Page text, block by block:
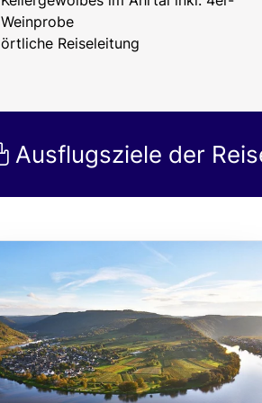
Weinprobe
örtliche Reiseleitung
Ausflugsziele der